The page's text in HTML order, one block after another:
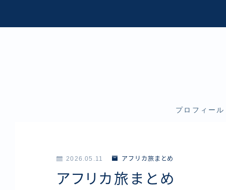
プロフィール
2026.05.11 アフリカ旅まとめ
アフリカ旅まとめ